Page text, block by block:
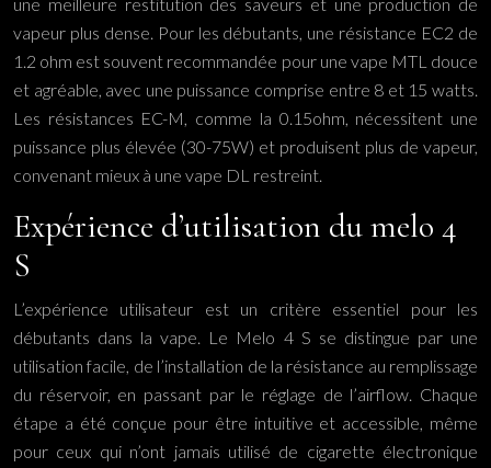
vapeur plus dense. Pour les débutants, une résistance EC2 de
1.2 ohm est souvent recommandée pour une vape MTL douce
et agréable, avec une puissance comprise entre 8 et 15 watts.
Les résistances EC-M, comme la 0.15ohm, nécessitent une
puissance plus élevée (30-75W) et produisent plus de vapeur,
convenant mieux à une vape DL restreint.
Expérience d’utilisation du melo 4
S
L’expérience utilisateur est un critère essentiel pour les
débutants dans la vape. Le Melo 4 S se distingue par une
utilisation facile, de l’installation de la résistance au remplissage
du réservoir, en passant par le réglage de l’airflow. Chaque
étape a été conçue pour être intuitive et accessible, même
pour ceux qui n’ont jamais utilisé de cigarette électronique